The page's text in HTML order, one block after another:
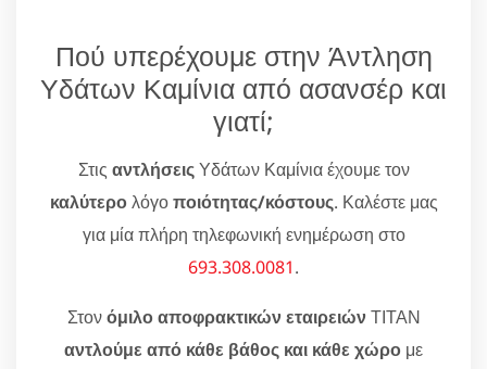
Πού υπερέχουμε στην Άντληση
Υδάτων Καμίνια από ασανσέρ και
γιατί;
Στις αντλήσειςΥδάτων Καμίνια έχουμε τον
καλύτερολόγοποιότητας/κόστους. Καλέστε μας
για μία πλήρη τηλεφωνική ενημέρωση στο
693.308.0081.
Στονόμιλο αποφρακτικών εταιρειώνΤΙΤΑΝ
αντλούμε από κάθε βάθος και κάθε χώρο με